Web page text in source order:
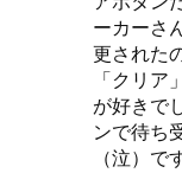
ーカーさ
更された
「クリ
が好きで
ンで待ち
（泣）で